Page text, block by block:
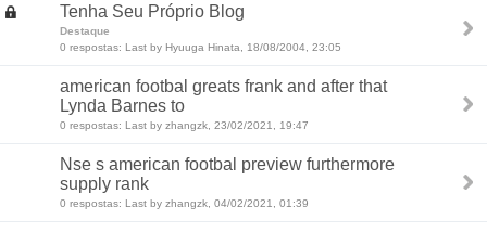
Tenha Seu Próprio Blog
Destaque
0 respostas: Last by Hyuuga Hinata, 18/08/2004, 23:05
american footbal greats frank and after that
Lynda Barnes to
0 respostas: Last by zhangzk, 23/02/2021, 19:47
Nse s american footbal preview furthermore
supply rank
0 respostas: Last by zhangzk, 04/02/2021, 01:39